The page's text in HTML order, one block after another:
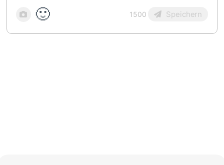
🙂 1500 Speichern